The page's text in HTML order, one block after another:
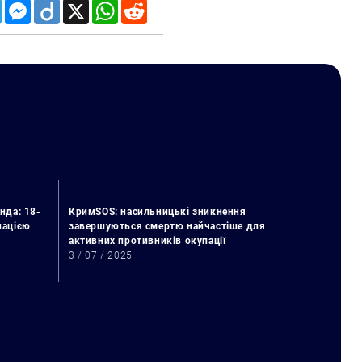
TelegramMessenger
Diigo X WhatsApp
18-
КримSOS: насильницькі зникнення
завершуються смертю найчастіше для
активних противників окупації
3 / 07 / 2025